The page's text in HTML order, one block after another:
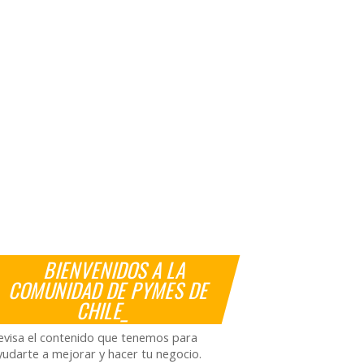
BIENVENIDOS A LA
COMUNIDAD DE PYMES DE
CHILE_
el contenido que tenemos para
a mejorar y hacer tu negocio.